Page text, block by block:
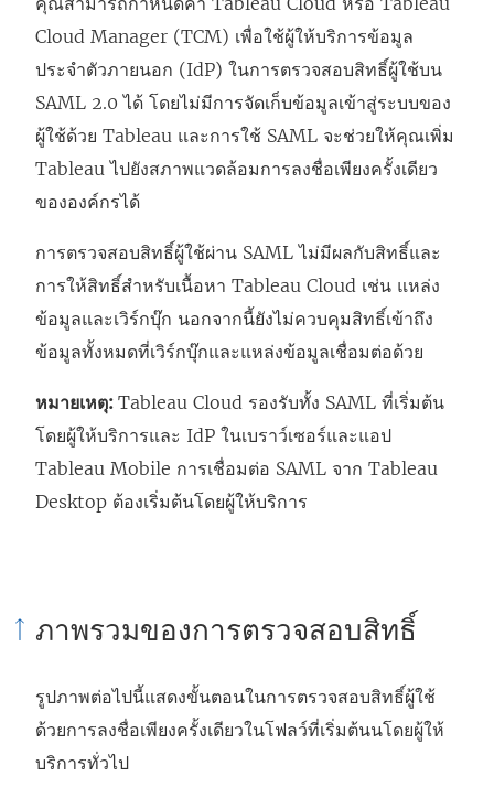
Cloud Manager (TCM) เพื่อใช้ผู้ให้บริการข้อมูล
ประจำตัวภายนอก (IdP) ในการตรวจสอบสิทธิ์ผู้ใช้บน
SAML 2.0 ได้ โดยไม่มีการจัดเก็บข้อมูลเข้าสู่ระบบของ
ผู้ใช้ด้วย Tableau และการใช้ SAML จะช่วยให้คุณเพิ่ม
Tableau ไปยังสภาพแวดล้อมการลงชื่อเพียงครั้งเดียว
ขององค์กรได้
การตรวจสอบสิทธิ์ผู้ใช้ผ่าน SAML ไม่มีผลกับสิทธิ์และ
การให้สิทธิ์สำหรับเนื้อหา Tableau Cloud เช่น แหล่ง
ข้อมูลและเวิร์กบุ๊ก นอกจากนี้ยังไม่ควบคุมสิทธิ์เข้าถึง
ข้อมูลทั้งหมดที่เวิร์กบุ๊กและแหล่งข้อมูลเชื่อมต่อด้วย
หมายเหตุ: Tableau Cloud รองรับทั้ง SAML ที่เริ่มต้น
โดยผู้ให้บริการและ IdP ในเบราว์เซอร์และแอป
Tableau Mobile การเชื่อมต่อ SAML จาก Tableau
Desktop ต้องเริ่มต้นโดยผู้ให้บริการ
ภาพรวมของการตรวจสอบสิทธิ์
รูปภาพต่อไปนี้แสดงขั้นตอนในการตรวจสอบสิทธิ์ผู้ใช้
ด้วยการลงชื่อเพียงครั้งเดียวในโฟลว์ที่เริ่มต้นนโดยผู้ให้
บริการทั่วไป